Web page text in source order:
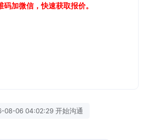
加微信，快速获取报价。
08-06 04:02:29 开始沟通